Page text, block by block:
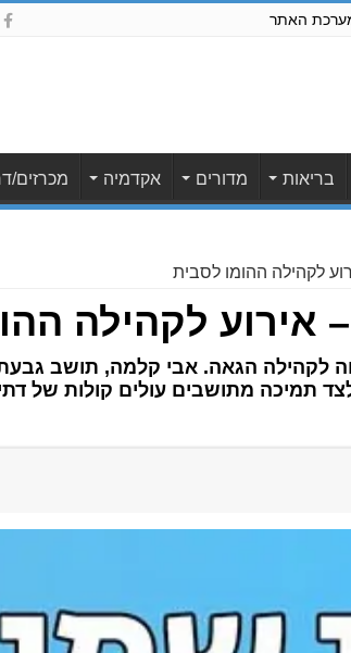
האתר
בריאות מדורים אקדמיה מכרזים/
לקהילה ההומו לסבית
אירוע לקהילה
לקהילה הגאה. אבי קלמה, תושב גבעת
תמיכה מתושבים עולים קולות של